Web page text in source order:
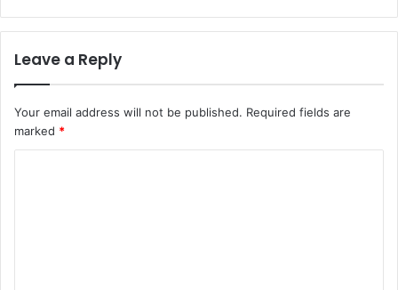
Leave a Reply
Your email address will not be published. Required fields are
marked *